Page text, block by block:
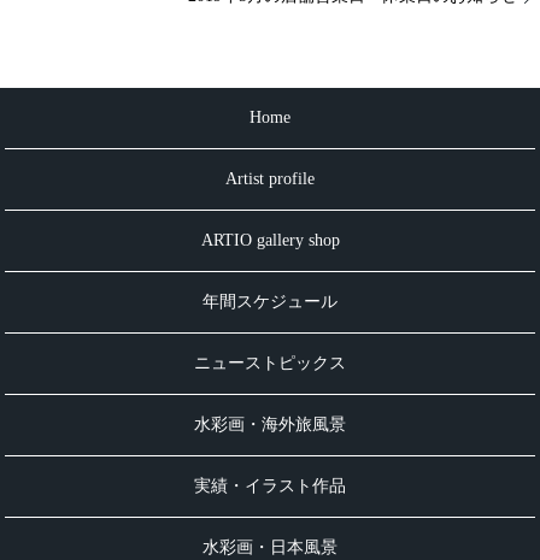
Home
Artist profile
ARTIO gallery shop
年間スケジュール
ニューストピックス
水彩画・海外旅風景
実績・イラスト作品
水彩画・日本風景